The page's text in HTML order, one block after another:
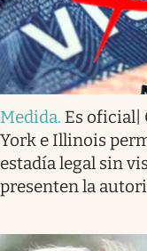
Medida. Es oficial|
York e Illinois
estadía legal sin
presenten la